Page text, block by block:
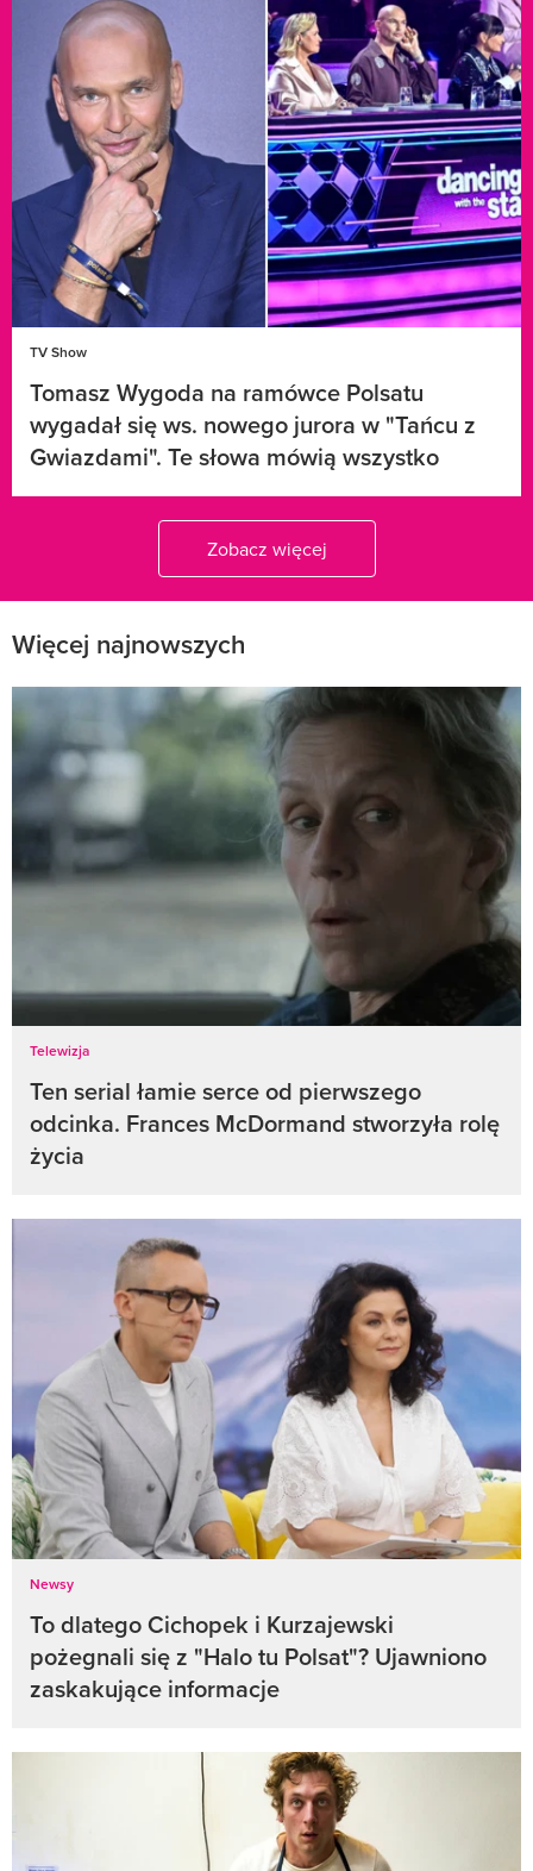
TV Show
Tomasz Wygoda na ramówce Polsatu
wygadał się ws. nowego jurora w "Tańcu z
Gwiazdami". Te słowa mówią wszystko
Zobacz więcej
Więcej najnowszych
Telewizja
Ten serial łamie serce od pierwszego
odcinka. Frances McDormand stworzyła rolę
życia
Newsy
To dlatego Cichopek i Kurzajewski
pożegnali się z "Halo tu Polsat"? Ujawniono
zaskakujące informacje